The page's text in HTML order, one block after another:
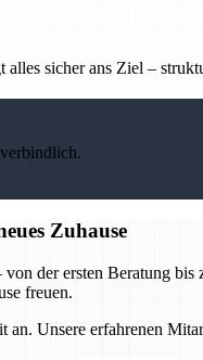
sicher ans Ziel –
Zuhause
der ersten Beratung
freuen.
Unsere erfahrenen